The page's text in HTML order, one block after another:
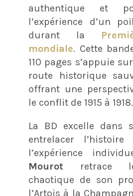
authentique et
l’expérience d’un
durant la
mondiale. Cette
110 pages s’appuie
route historique
offrant une
le conflit de 1915 à 1918.
La BD excelle dans
entrelacer
l’expérience
Mourotretrace le
chaotique de son
l’Artois à la